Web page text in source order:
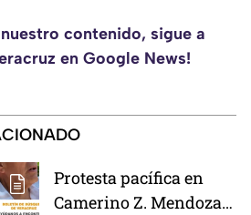
contenido, sigue a
en Google News!
Protesta pacífica en
Camerino Z. Mendoza